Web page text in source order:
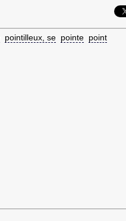
pointilleux, se pointe point